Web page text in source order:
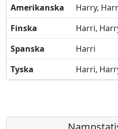
Amerikanska
Harry,
Finska
Harri,
Spanska
Harri
Tyska
Harri,